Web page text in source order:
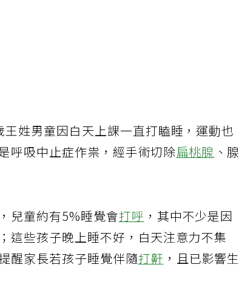
王姓男童因白天上課一直打瞌睡，運動也
呼吸中止症作祟，經手術切除扁桃腺 、腺
兒童約有5%睡覺會打呼 ，其中不少是因
這些孩子晚上睡不好，白天注意力不集
醒家長若孩子睡覺伴隨打鼾 ，且已影響生